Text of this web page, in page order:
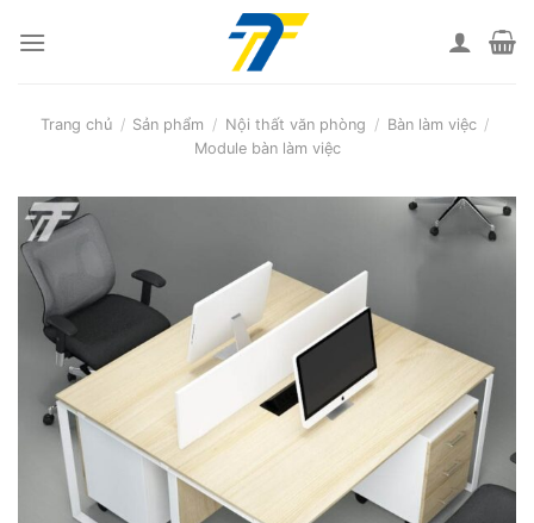
Trang chủ / Sản phẩm / Nội thất văn phòng / Bàn làm việc /
Module bàn làm việc